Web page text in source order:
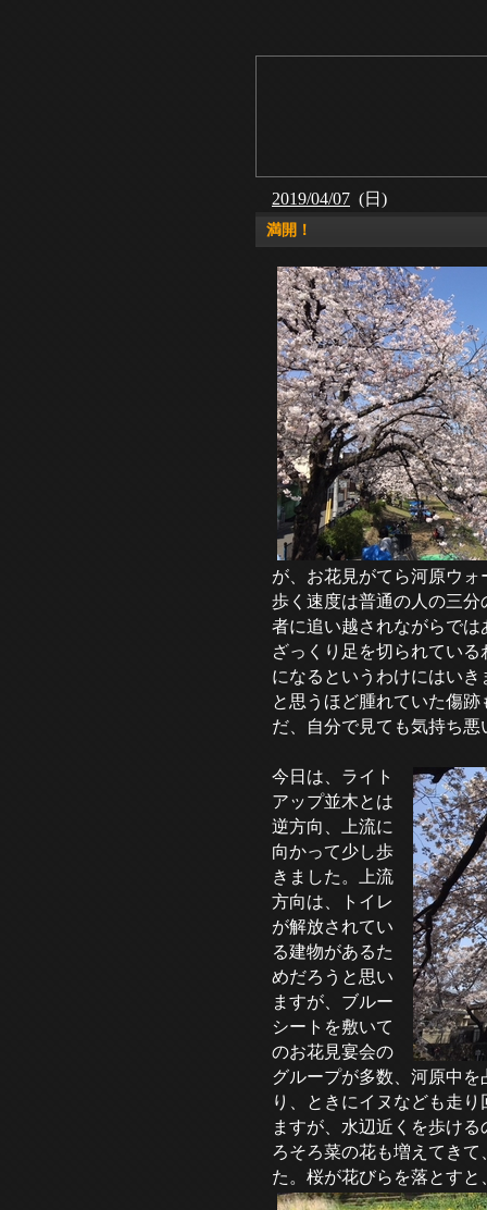
2019/04/07 (日)
満開！
が、お花見がてら河原ウ
歩く速度は普通の人の三
者に追い越されながらで
ざっくり足を切られてい
になるというわけにはい
と思うほど腫れていた傷
だ、自分で見ても気持ち悪
今日は、ライト
アップ並木とは
逆方向、上流に
向かって少し歩
きました。上流
方向は、トイレ
が解放されてい
る建物があるた
めだろうと思い
ますが、ブルー
シートを敷いて
のお花見宴会の
グループが多数、河原中
り、ときにイヌなども走
ますが、水辺近くを歩け
ろそろ菜の花も増えてき
た。桜が花びらを落とす